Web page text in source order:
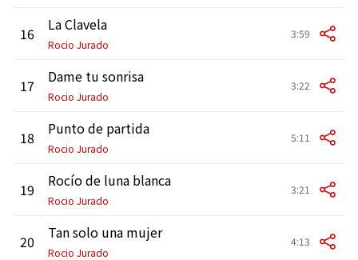
16 La Clavela
Rocio Jurado
3:59
17 Dame tu sonrisa
Rocio Jurado
3:22
18 Punto de partida
Rocio Jurado
5:11
19 Rocío de luna blanca
Rocio Jurado
3:21
20 Tan solo una mujer
Rocio Jurado
4:13